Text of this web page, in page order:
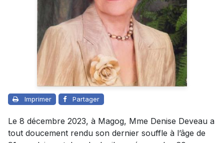
Imprimer Partager
Le 8 décembre 2023, à Magog, Mme Denise Deveau a
tout doucement rendu son dernier souffle à l’âge de